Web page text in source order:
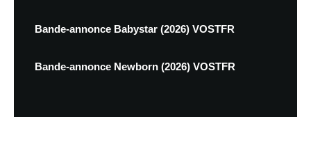
Bande-annonce Babystar (2026) VOSTFR
Bande-annonce Newborn (2026) VOSTFR